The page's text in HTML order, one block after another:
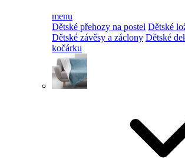
menu
Dětské přehozy na postel Dětské
Dětské závěsy a záclony Dětské
kočárku